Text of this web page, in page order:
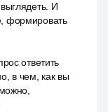
И
формировать
ответить
в чем, как вы